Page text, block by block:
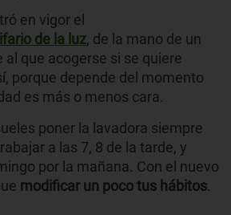
en vigor el
de la luz, de la mano de un
que acogerse si se quiere
porque depende del momento
es más o menos cara.
poner la lavadora siempre
a las 7, 8 de la tarde, y
por la mañana. Con el nuevo
modificar un poco tus hábitos.